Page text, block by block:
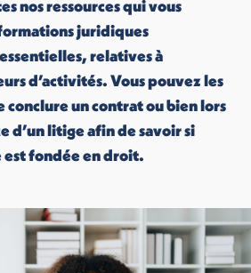
nos ressources qui vous
juridiques
relatives à
d’activités. Vous pouvez les
conclure un contrat ou bien lors
d’un litige afin de savoir si
fondée en droit.